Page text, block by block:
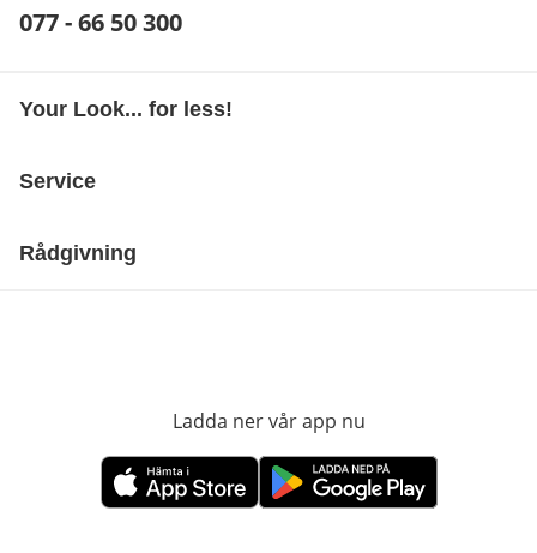
Telefonnummer:
077 - 66 50 300
Your Look... for less!
Service
Rådgivning
Ladda ner vår app nu
öppnas i nytt fönsteröppnas i nytt fönster